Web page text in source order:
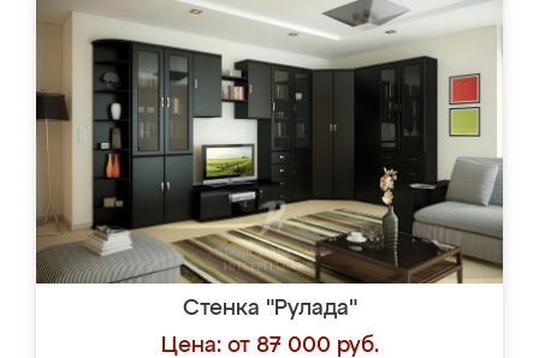
Стенка "Рулада"
Цена: от 87 000 руб.